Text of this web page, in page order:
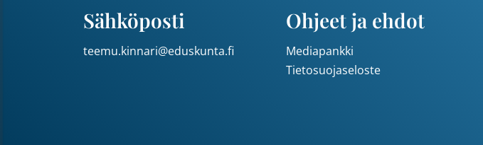
Sähköposti
teemu.kinnari@eduskunta.fi
Ohjeet ja ehdot
Mediapankki
Tietosuojaseloste